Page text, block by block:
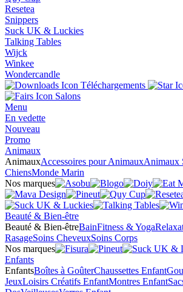
Resetea
Snippers
Suck UK & Luckies
Talking Tables
Wijck
Winkee
Wondercandle
Téléchargements
Salons
Menu
En vedette
Nouveau
Promo
Animaux
AnimauxAccessoires pour AnimauxAnimaux
ChiensMonde Marin
Nos marques
Beauté & Bien-être
Beauté & Bien-êtreBainFitness & Yoga
RasageSoins CheveuxSoins Corps
Nos marques
Enfants
EnfantsBoîtes à GoûterChaussettes Enfant
JeuxLoisirs Créatifs EnfantMontres Enfant